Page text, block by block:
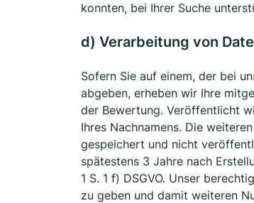
konnten, bei Ihrer Suche
d) Verarbeitung von
Sofern Sie auf einem, der bei
abgeben, erheben wir Ihre
der Bewertung. Veröffentlicht
Ihres Nachnamens. Die
gespeichert und nicht
spätestens 3 Jahre nach
1 S. 1 f) DSGVO. Unser
zu geben und damit weiteren